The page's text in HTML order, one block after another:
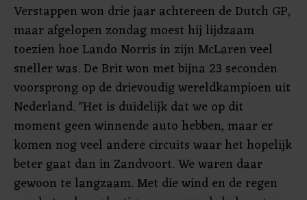
Verstappen won drie jaar achtereen de Dutch GP,
maar afgelopen zondag moest hij lijdzaam
toezien hoe Lando Norris in zijn McLaren veel
sneller was. De Brit won met bijna 23 seconden
voorsprong op de drievoudig wereldkampioen uit
Nederland. "Het is duidelijk dat we op dit
moment geen winnende auto hebben, maar er
komen nog veel andere circuits waar het hopelijk
beter gaat dan in Zandvoort. We waren daar
gewoon te langzaam. Met die wind en de regen